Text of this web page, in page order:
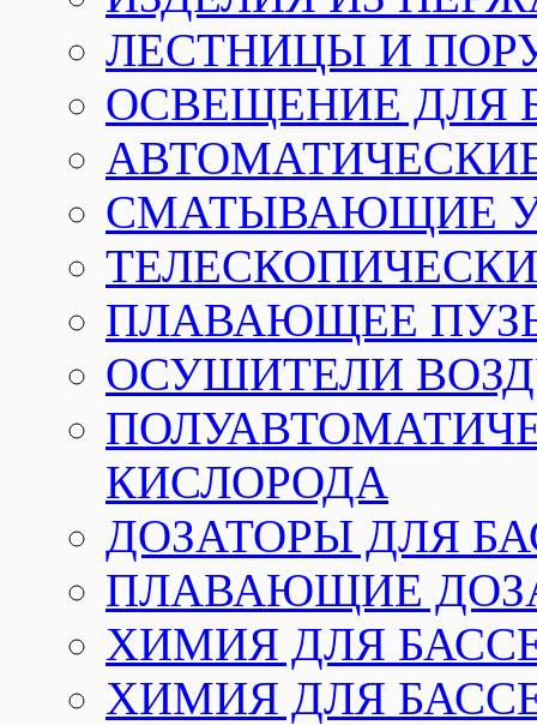
ЛЕСТНИЦЫ И
ОСВЕЩЕНИЕ ДЛЯ
СМАТЫВАЮЩИЕ
ПЛАВАЮЩЕЕ
ОСУШИТЕЛИ
КИСЛОРОДА
ДОЗАТОРЫ ДЛЯ
ПЛАВАЮЩИЕ
ХИМИЯ ДЛЯ
ХИМИЯ ДЛЯ